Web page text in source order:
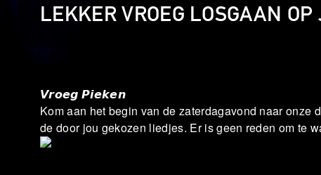
LEKKER VROEG LOSGAAN
𝙑𝙧𝙤𝙚𝙜 𝙋𝙞𝙚𝙠𝙚𝙣
Kom aan het begin van de zaterdagavond naar
de door jou gekozen liedjes. Er is geen reden om te